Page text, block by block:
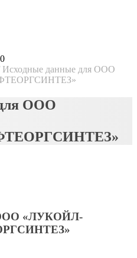
Исходные данные для ООО
ООО
ООО «ЛУКОЙЛ-